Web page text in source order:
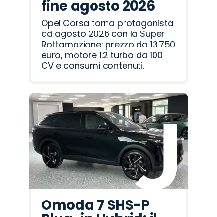
fine agosto 2026
Opel Corsa torna protagonista
ad agosto 2026 con la Super
Rottamazione: prezzo da 13.750
euro, motore 1.2 turbo da 100
CV e consumi contenuti.
Omoda 7 SHS-P